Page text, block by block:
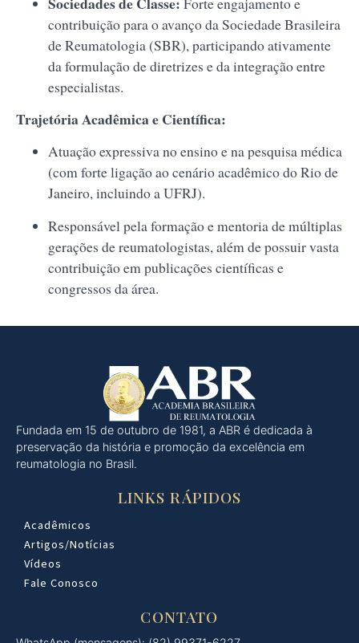
contribuição para o avanço da Sociedade Brasileira
de Reumatologia (SBR), participando ativamente
da formulação de diretrizes e da integração entre
especialistas.
Trajetória Acadêmica e Científica:
Atuação expressiva no ensino e na pesquisa médica
(com forte ligação ao cenário acadêmico do Rio de
Janeiro, incluindo a UFRJ).
Responsável pela formação e mentoria de múltiplas
gerações de reumatologistas, além de possuir vasta
contribuição em publicações científicas e
congressos da área.
Fundada em 15 de outubro de 1981, a ABR é dedicada à
preservação da história e promoção da excelência em
reumatologia no Brasil.
LINKS RÁPIDOS
Acadêmicos
Artigos/Notícias
Vídeos
Fale Conosco
CONTATO